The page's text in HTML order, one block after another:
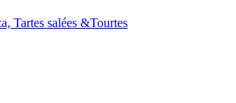
Tartes salées &Tourtes